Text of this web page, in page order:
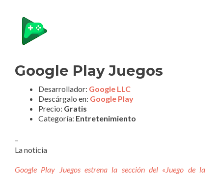
Google Play Juegos
Desarrollador: Google LLC
Descárgalo en: Google Play
Precio: Gratis
Categoría: Entretenimiento
–
La noticia
Google Play Juegos estrena la sección del «Juego de la